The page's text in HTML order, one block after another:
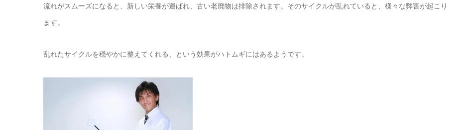
流れがスムーズになると、新しい栄養が運ばれ、古い老廃物は排除されます。そのサイクルが乱れていると、様々な弊害が起こり
ます。
乱れたサイクルを穏やかに整えてくれる、という効果がハトムギにはあるようです。